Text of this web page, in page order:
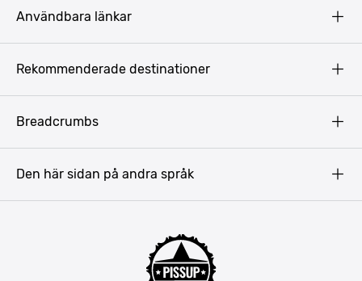
Användbara länkar
Rekommenderade destinationer
Breadcrumbs
Den här sidan på andra språk